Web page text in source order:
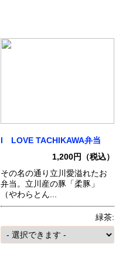
I LOVE TACHIKAWA弁当
1,200円（税込）
その名の通り立川愛溢れたお
弁当。立川産の豚「柔豚」
（やわらとん...
緑茶: